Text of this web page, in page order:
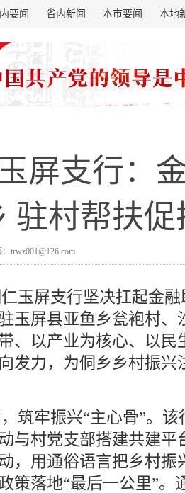
要闻 省内新闻 本市要闻 本地
屏支行：
驻村帮扶促
trwz001@126.com
玉屏支行坚决扛起金
玉屏县亚鱼乡瓮袍村、
、以产业为核心、以民
发力，为侗乡乡村振兴
筑牢振兴“主心骨”。
与村党支部搭建共建平
，用通俗语言把乡村振
策落地“最后一公里”。